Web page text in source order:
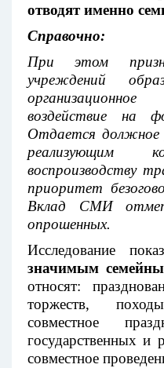
отводят именно
Справочно:
При этом
учреждений
воздействие на
Отдается должное
реализующим
воспроизводству
приоритет
Вклад СМИ
опрошенных.
Исследование
значимым
относят:
торжеств,
совместное
государственных и
совместное